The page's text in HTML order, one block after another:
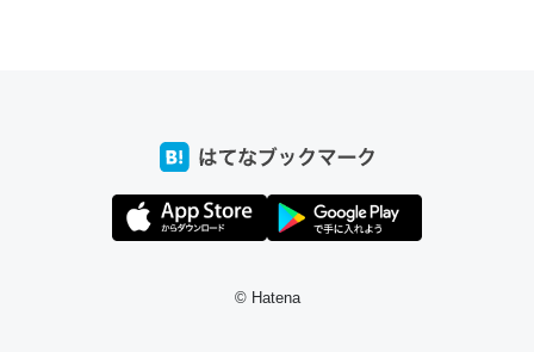
たいなのでネット環境作ったけどAlexaしか使わないので
© Hatena